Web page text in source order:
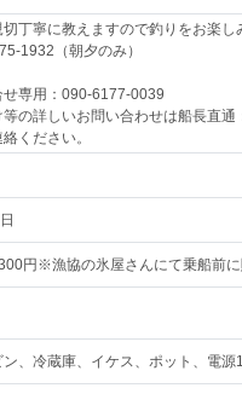
丁寧に教えますので釣りをお楽し
1932（朝夕のみ）
せ専用：090-6177-0039
の詳しいお問い合わせは船長直
ください。
円※漁協の氷屋さんにて乗船前
ン、冷蔵庫、イケス、ポット、電源